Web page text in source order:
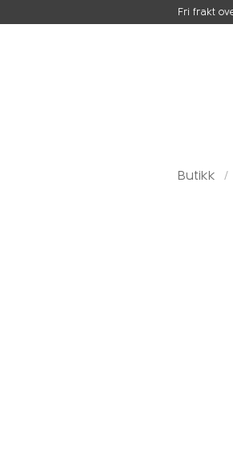
to
Fri frakt
Butikk /